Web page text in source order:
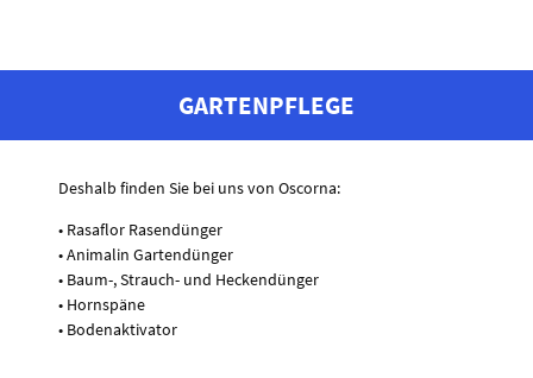
GARTENPFLEGE
Deshalb finden Sie bei uns von Oscorna:
• Rasaflor Rasendünger
• Animalin Gartendünger
• Baum-, Strauch- und Heckendünger
• Hornspäne
• Bodenaktivator